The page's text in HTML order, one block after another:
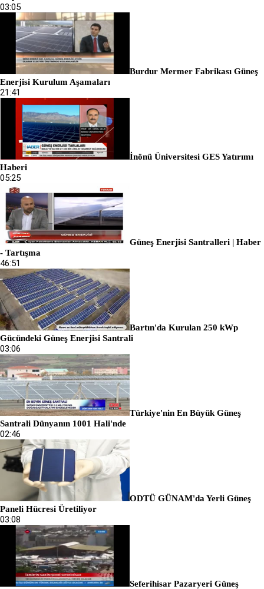
03:05
Burdur Mermer Fabrikası Güneş
Enerjisi Kurulum Aşamaları
21:41
İnönü Üniversitesi GES Yatırımı
Haberi
05:25
Güneş Enerjisi Santralleri | Haber
- Tartışma
46:51
Bartın'da Kurulan 250 kWp
Gücündeki Güneş Enerjisi Santrali
03:06
Türkiye'nin En Büyük Güneş
Santrali Dünyanın 1001 Hali'nde
02:46
ODTÜ GÜNAM'da Yerli Güneş
Paneli Hücresi Üretiliyor
03:08
Seferihisar Pazaryeri Güneş